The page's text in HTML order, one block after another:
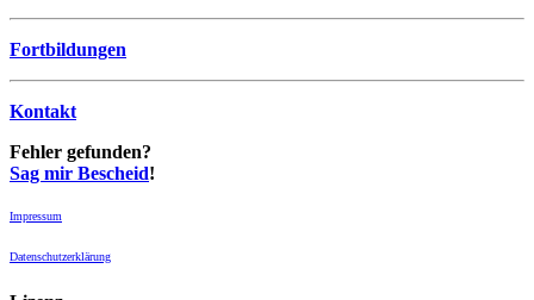
Fortbildungen
Kontakt
Fehler gefunden?
Sag mir Bescheid!
Impressum
Datenschutzerklärung